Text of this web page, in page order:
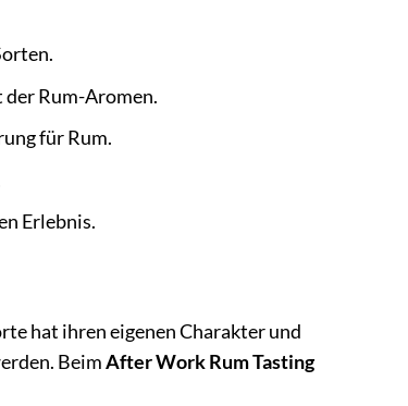
der Rum-Aromen.
für Rum.
Erlebnis.
hat ihren eigenen Charakter und
BeimAfter Work Rum Tasting